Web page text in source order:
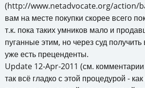
(http://www.netadvocate.org/action/
вам на месте покупки скорее всего
т.к. пока таких умников мало и
пуганные этим, но через суд
уже есть преценденты.
Update 12-Apr-2011 (см.
так всё гладко с этой процедурой -